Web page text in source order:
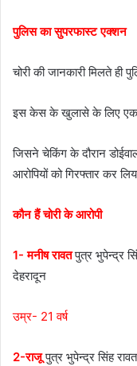
पुलिस का सुपरफास्ट एक्शन
चोरी की जानकारी मिलते ही
इस केस के खुलासे के लिए एक
जिसने चेकिंग के दौरान
आरोपियों को गिरफ्तार कर
कौन हैं चोरी के आरोपी
1- मनीष रावत पुत्र भुपेन्द्र
देहरादून
उम्र- 21 वर्ष
2-राजू पुत्र भुपेन्द्र सिंह